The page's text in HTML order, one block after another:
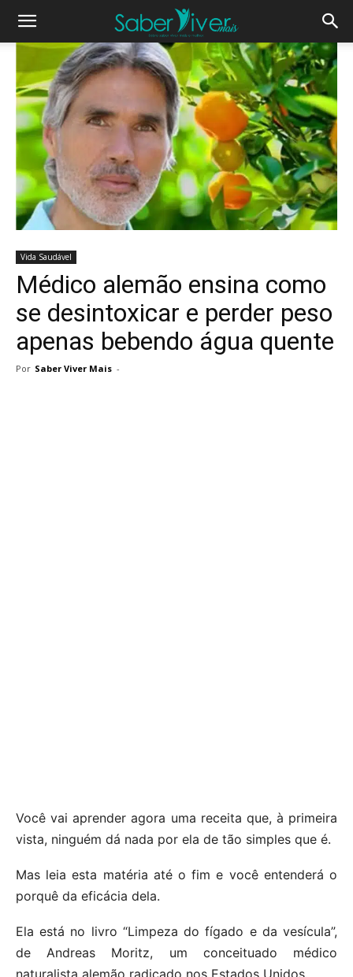
Vida Saudável
Médico alemão ensina como
se desintoxicar e perder peso
apenas bebendo água quente
Por Saber Viver Mais -
Você vai aprender agora uma receita que, à primeira
vista, ninguém dá nada por ela de tão simples que é.
Mas leia esta matéria até o fim e você entenderá o
porquê da eficácia dela.
Ela está no livro “Limpeza do fígado e da vesícula”,
de Andreas Moritz, um conceituado médico
naturalista alemão radicado nos Estados Unidos.